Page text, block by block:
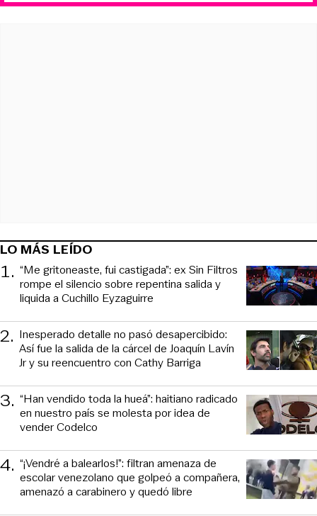
LO MÁS LEÍDO
1. “Me gritoneaste, fui castigada”: ex Sin Filtros
rompe el silencio sobre repentina salida y
liquida a Cuchillo Eyzaguirre
2. Inesperado detalle no pasó desapercibido:
Así fue la salida de la cárcel de Joaquín Lavín
Jr y su reencuentro con Cathy Barriga
3. “Han vendido toda la hueá”: haitiano radicado
en nuestro país se molesta por idea de
vender Codelco
4. “¡Vendré a balearlos!”: filtran amenaza de
escolar venezolano que golpeó a compañera,
amenazó a carabinero y quedó libre